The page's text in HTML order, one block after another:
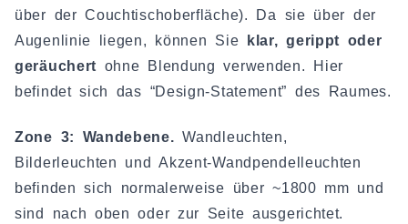
über der Couchtischoberfläche). Da sie über der
Augenlinie liegen, können Sie
klar, gerippt oder
geräuchert ohne Blendung verwenden. Hier
befindet sich das “Design-Statement” des Raumes.
Zone 3: Wandebene. Wandleuchten,
Bilderleuchten und Akzent-Wandpendelleuchten
befinden sich normalerweise über ~1800 mm und
sind nach oben oder zur Seite ausgerichtet.